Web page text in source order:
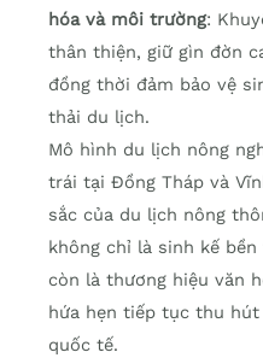
hóa và môi trường:
thân thiện, giữ gìn đờn
đồng thời đảm bảo vệ
thải du lịch.
Mô hình du lịch nông
trái tại Đồng Tháp và
sắc của du lịch nông
không chỉ là sinh kế
còn là thương hiệu văn
hứa hẹn tiếp tục thu
quốc tế.